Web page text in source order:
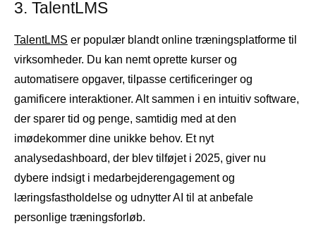
3. TalentLMS
TalentLMS er populær blandt online træningsplatforme til
virksomheder. Du kan nemt oprette kurser og
automatisere opgaver, tilpasse certificeringer og
gamificere interaktioner. Alt sammen i en intuitiv software,
der sparer tid og penge, samtidig med at den
imødekommer dine unikke behov. Et nyt
analysedashboard, der blev tilføjet i 2025, giver nu
dybere indsigt i medarbejderengagement og
læringsfastholdelse og udnytter AI til at anbefale
personlige træningsforløb.